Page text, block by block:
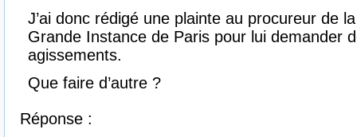
J’ai donc rédigé une plainte au procureur de
Grande Instance de Paris pour lui demander
agissements.
Que faire d’autre ?
Réponse :